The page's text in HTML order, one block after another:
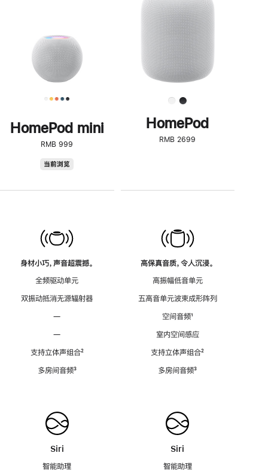
HomePod mini
RMB 999
当前浏览
身材小巧，声音超震撼。
全频驱动单元
双振动抵消无源辐射器
—
—
支持立体声组合脚
²
多房间音频脚
³
Siri
智能助理
了
解
HomePod<
HomePod
RMB 2699
高保真音质，令人沉浸。
高振幅低音单元
五高音单元波束成形阵列
空间音频脚
¹
室内空间感应
支持立体声组合脚
²
多房间音频脚
³
Siri
智能助理